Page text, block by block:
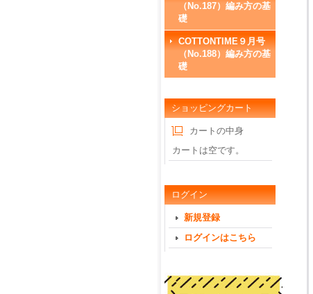
（No.187）編み方の基
礎
COTTONTIME９月号
（No.188）編み方の基
礎
ショッピングカート
カートの中身
カートは空です。
ログイン
新規登録
ログインはこちら